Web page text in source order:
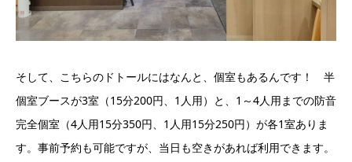
そして、こちらのドトールにはなんと、個室もあるんです！ 半
個室ブースが3室（15分200円、1人用）と、1～4人用までの防音
完全個室（4人用15分350円、1人用15分250円）が各1室ありま
す。事前予約も可能ですが、当日も空きがあれば利用できます。